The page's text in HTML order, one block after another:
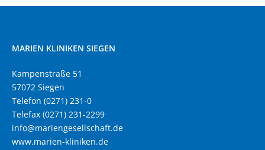
MARIEN KLINIKEN SIEGEN
Kampenstraße 51
57072 Siegen
Telefon (0271) 231-0
Telefax (0271) 231-2299
info@mariengesellschaft.de
www.marien-kliniken.de